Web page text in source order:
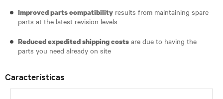
Improved parts compatibility results from maintaining spare
parts at the latest revision levels
Reduced expedited shipping costs are due to having the
parts you need already on site
Características